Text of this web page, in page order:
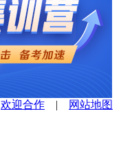
欢迎合作 | 网站地图